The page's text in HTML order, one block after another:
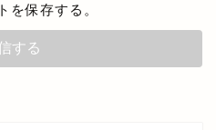
を保存する。